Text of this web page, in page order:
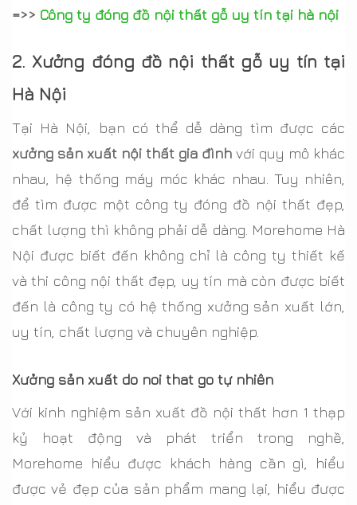
=>> Công ty đóng đồ nội thất gỗ uy tín tại hà nội
2. Xưởng đóng đồ nội thất gỗ uy tín tại
Hà Nội
Tại Hà Nội, bạn có thể dễ dàng tìm được các
xưởng sản xuất nội thất gia đình với quy mô khác
nhau, hệ thống máy móc khác nhau. Tuy nhiên,
để tìm được một công ty đóng đồ nội thất đẹp,
chất lượng thì không phải dễ dàng. Morehome Hà
Nội được biết đến không chỉ là công ty thiết kế
và thi công nội thất đẹp, uy tín mà còn được biết
đến là công ty có hệ thống xưởng sản xuất lớn,
uy tín, chất lượng và chuyên nghiệp.
Xưởng sản xuất do noi that go tự nhiên
Với kinh nghiệm sản xuất đồ nội thất hơn 1 thạp
kỷ hoạt động và phát triển trong nghề,
Morehome hiểu được khách hàng cần gì, hiểu
được vẻ đẹp của sản phẩm mang lại, hiểu được